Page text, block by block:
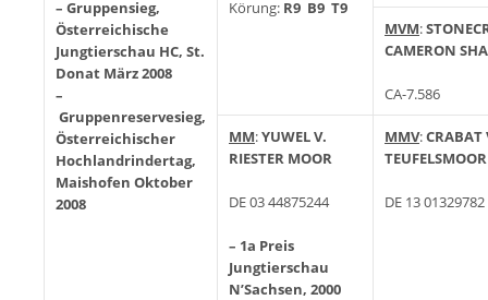
– Gruppensieg,
Österreichische
Jungtierschau HC, St.
Donat März 2008
–
Gruppenreservesieg,
Österreichischer
Hochlandrindertag,
Maishofen Oktober
2008
Körung: R9 B9 T9
MVM:
CAMERON
CA-7.586
MM:YUWEL V.
RIESTER MOOR
DE 03 44875244
– 1a Preis
Jungtierschau
N’Sachsen, 2000
MMV:CRABAT
TEUFELSMOOR
DE 13 01329782